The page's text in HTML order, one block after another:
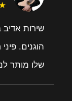
שירות אדיב
הוגנים.
שלו מותר